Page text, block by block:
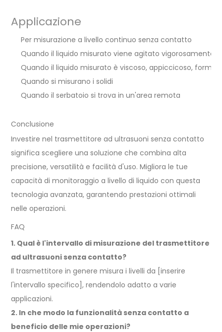
Applicazione
Per misurazione a livello continuo senza contatto
Quando il liquido misurato viene agitato vigorosamente
Quando il liquido misurato è viscoso, appiccicoso,
Quando si misurano i solidi
Quando il serbatoio si trova in un'area remota
Conclusione
Investire nel trasmettitore ad ultrasuoni senza contatto
significa scegliere una soluzione che combina alta
precisione, versatilità e facilità d'uso. Migliora le tue
capacità di monitoraggio a livello di liquido con questa
tecnologia avanzata, garantendo prestazioni ottimali
nelle operazioni.
FAQ
1. Qual è l'intervallo di misurazione del trasmettitore
ad ultrasuoni senza contatto?
Il trasmettitore in genere misura i livelli da [inserire
l'intervallo specifico], rendendolo adatto a varie
applicazioni.
2. In che modo la funzionalità senza contatto a
beneficio delle mie operazioni?